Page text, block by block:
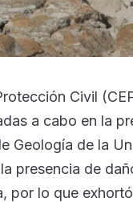
Civil
a cabo en la
Geología de la
presencia de
por lo que